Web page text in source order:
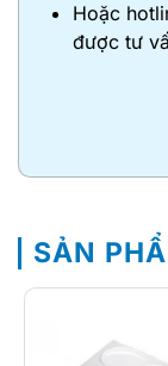
Hoặc
được tư
SẢN